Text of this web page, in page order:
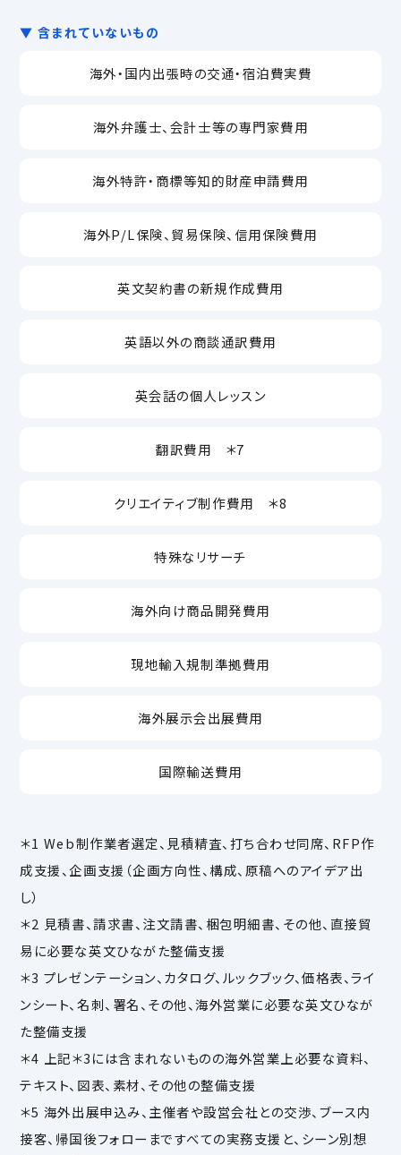
▼ 含まれていないもの
海外・国内出張時の交通・宿泊費実費
海外弁護士、会計士等の専門家費用
海外特許・商標等知的財産申請費用
海外P/L保険、貿易保険、信用保険費用
英文契約書の新規作成費用
英語以外の商談通訳費用
英会話の個人レッスン
翻訳費用 ＊7
クリエイティブ制作費用 ＊8
特殊なリサーチ
海外向け商品開発費用
現地輸入規制準拠費用
海外展示会出展費用
国際輸送費用
＊1 Web制作業者選定、見積精査、打ち合わせ同席、RFP作
成支援、企画支援（企画方向性、構成、原稿へのアイデア出
し）
＊2 見積書、請求書、注文請書、梱包明細書、その他、直接貿
易に必要な英文ひながた整備支援
＊3 プレゼンテーション、カタログ、ルックブック、価格表、ライ
ンシート、名刺、署名、その他、海外営業に必要な英文ひなが
た整備支援
＊4 上記＊3には含まれないものの海外営業上必要な資料、
テキスト、図表、素材、その他の整備支援
＊5 海外出展申込み、主催者や設営会社との交渉、ブース内
接客、帰国後フォローまですべての実務支援と、シーン別想